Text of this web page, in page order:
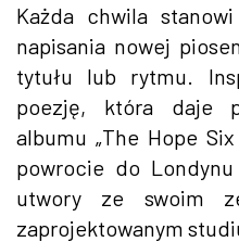
Każda chwila
napisania nowej
tytułu lub rytmu.
poezję, która daje
albumu „The Hope
powrocie do
utwory ze swoim
zaprojektowanym